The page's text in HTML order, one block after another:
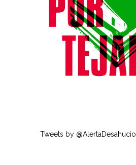
Tweets by @AlertaDesahucio